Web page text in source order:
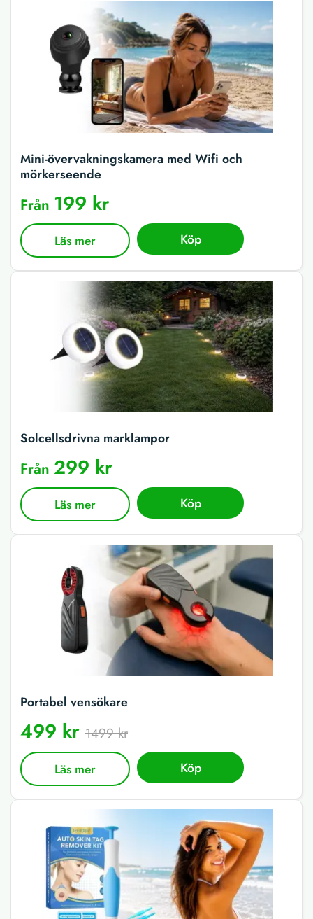
Mini-övervakningskamera med Wifi och
mörkerseende
Från 199 kr
Läs mer Köp
Solcellsdrivna marklampor
Från 299 kr
Läs mer Köp
Portabel vensökare
499 kr 1499 kr
Läs mer Köp